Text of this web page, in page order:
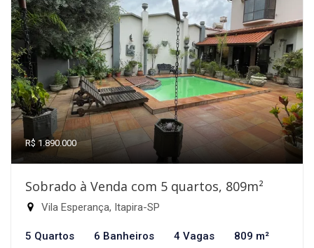
R$ 1.890.000
Sobrado à Venda com 5 quartos, 809m²
Vila Esperança, Itapira-SP
5 Quartos 6 Banheiros 4 Vagas 809 m²